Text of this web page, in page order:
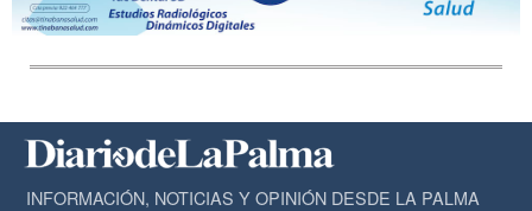
INFORMACIÓN, NOTICIAS Y OPINIÓN DESDE LA PALMA